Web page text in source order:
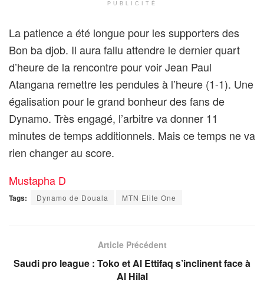
PUBLICITÉ
La patience a été longue pour les supporters des
Bon ba djob. Il aura fallu attendre le dernier quart
d’heure de la rencontre pour voir Jean Paul
Atangana remettre les pendules à l’heure (1-1). Une
égalisation pour le grand bonheur des fans de
Dynamo. Très engagé, l’arbitre va donner 11
minutes de temps additionnels. Mais ce temps ne va
rien changer au score.
Mustapha D
Tags: Dynamo de Douala MTN Elite One
Article Précédent
Saudi pro league : Toko et Al Ettifaq s’inclinent face à
Al Hilal